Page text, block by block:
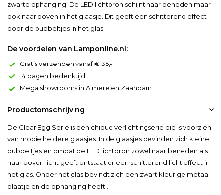
zwarte ophanging. De LED lichtbron schijnt naar beneden maar
ook naar boven in het glaasje. Dit geeft een schitterend effect
door de bubbeltjes in het glas.
De voordelen van Lamponline.nl:
Gratis verzenden vanaf € 35,-
14 dagen bedenktijd
Mega showrooms in Almere en Zaandam
Productomschrijving
De Clear Egg Serie is een chique verlichtingserie die is voorzien
van mooie heldere glaasjes. In de glaasjes bevinden zich kleine
bubbeltjes en omdat de LED lichtbron zowel naar beneden als
naar boven licht geeft ontstaat er een schitterend licht effect in
het glas. Onder het glas bevindt zich een zwart kleurige metaal
plaatje en de ophanging heeft...